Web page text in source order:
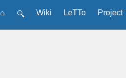
⌂ 🔍 Wiki LeTTo Project